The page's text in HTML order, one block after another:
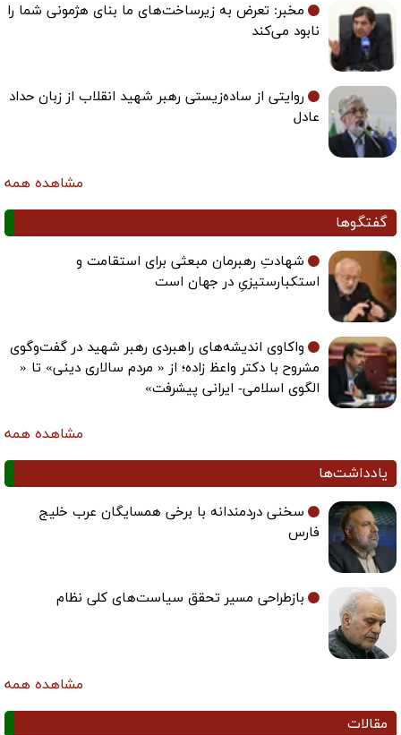
مخبر: تعرض به زیرساخت‌های ما بنای هژمونی شما را
نابود می‌کند
روایتی از ساده‌زیستی رهبر شهید انقلاب از زبان حداد
عادل
مشاهده همه
گفتگوها
شهادتِ رهبرمان مبعثی برای استقامت و
استکبارستیزیِ در جهان است
واکاوی اندیشه‌های راهبردی رهبر شهید در گفت‌وگوی
مشروح با دکتر واعظ زاده؛ از « مردم سالاری دینی» تا «
الگوی اسلامی- ایرانی پیشرفت»
مشاهده همه
یادداشت‌ها
سخنی دردمندانه با برخی همسایگان عرب خلیج
فارس
بازطراحی مسیر تحقق سیاست‌های کلی نظام
مشاهده همه
مقالات